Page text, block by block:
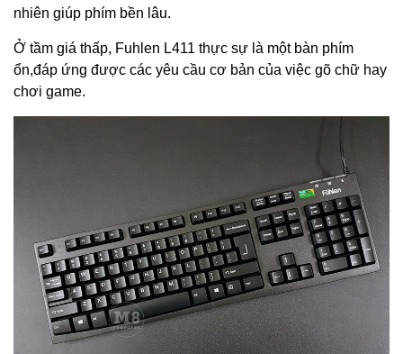
nhiên giúp phím bền lâu.
Ở tầm giá thấp, Fuhlen L411 thực sự là một bàn phím
ổn,đáp ứng được các yêu cầu cơ bản của việc gõ chữ hay
chơi game.